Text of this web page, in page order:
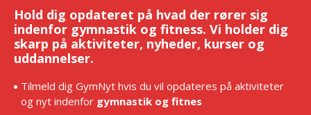
Hold dig opdateret på hvad der rører sig
indenfor gymnastik og fitness. Vi holder dig
skarp på aktiviteter, nyheder, kurser og
uddannelser.
Tilmeld dig GymNyt hvis du vil opdateres på aktiviteter
og nyt indenfor gymnastik og fitnes